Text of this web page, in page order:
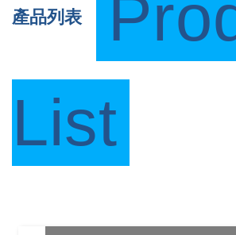
產品列表
List